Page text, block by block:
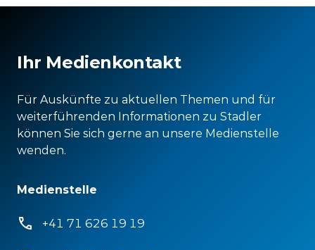
Ihr Medienkontakt
Für Auskünfte zu aktuellen Themen und für
weiterführenden Informationen zu Stadler
können Sie sich gerne an unsere Medienstelle
wenden.
Medienstelle
+41 71 626 19 19